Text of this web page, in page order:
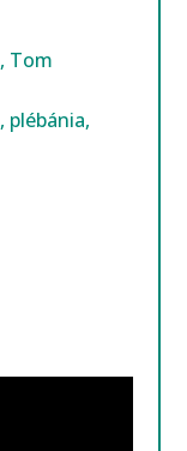
, Tom
, plébánia,